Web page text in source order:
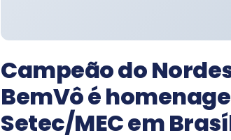
Campeão do
BemVô é
Setec/MEC em